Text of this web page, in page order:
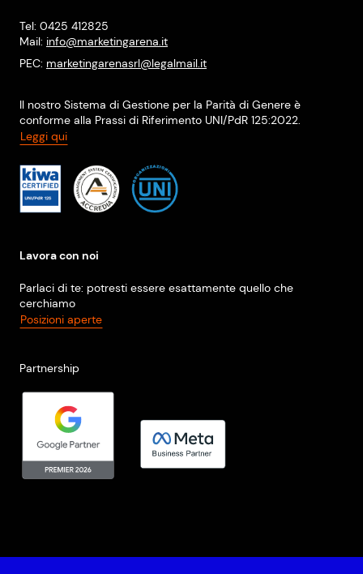
Tel: 0425 412825
Mail: info@marketingarena.it
PEC: marketingarenasrl@legalmail.it
Il nostro Sistema di Gestione per la Parità di Genere è
conforme alla Prassi di Riferimento UNI/PdR 125:2022.
Leggi qui
Lavora con noi
Parlaci di te: potresti essere esattamente quello che
cerchiamo
Posizioni aperte
Partnership